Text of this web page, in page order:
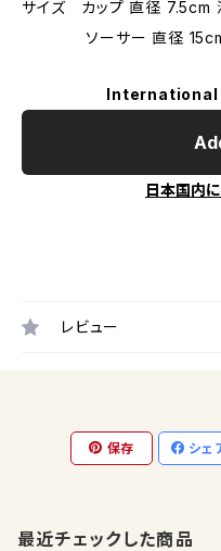
サイズ カップ 直径 7.5cm
ソーサー 直径 15cm
International
日本国内
レビュー
保存 シェ
最近チェックした商品